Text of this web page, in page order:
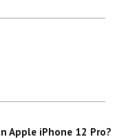
Apple iPhone 12 Pro?